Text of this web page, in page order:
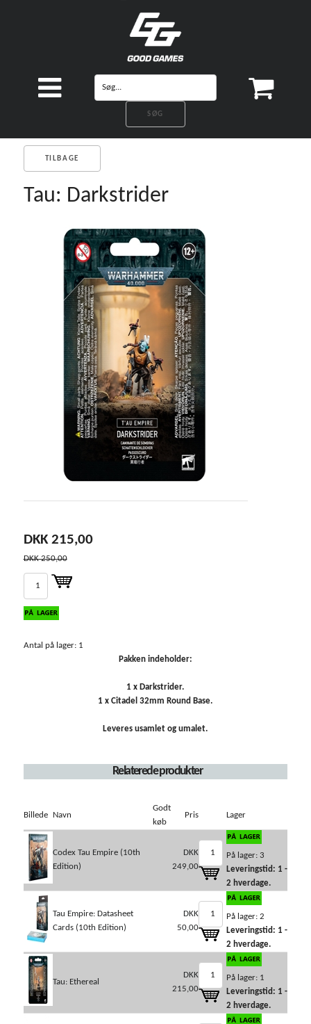
TILBAGE
Tau: Darkstrider
DKK 215,00
DKK 250,00
Antal på lager: 1
Pakken indeholder:
1 x Darkstrider.
1 x Citadel 32mm Round Base.
Leveres usamlet og umalet.
Relaterede produkter
Billede Navn
Godt
køb
Pris Lager
Codex Tau Empire (10th
Edition)
DKK
249,00
På lager: 3
Leveringstid: 1 -
2 hverdage.
Tau Empire: Datasheet
Cards (10th Edition)
DKK
50,00
På lager: 2
Leveringstid: 1 -
2 hverdage.
Tau: Ethereal
DKK
215,00
På lager: 1
Leveringstid: 1 -
2 hverdage.